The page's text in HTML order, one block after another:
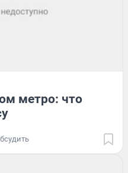
метро: что